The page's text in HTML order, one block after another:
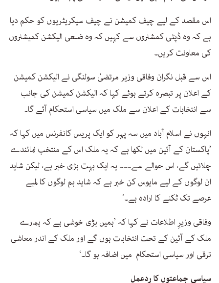
اس مقصد کے لیے چیف کمیشن نے چیف سیکریٹریوں کو حکم دیا
ہے کہ وہ ڈپٹی کمشنروں سے کہیں کہ وہ ضلعی الیکشن کمیشنروں
کی معاونت کریں۔
اس سے قبل نگران وفاقی وزیر مرتضیٰ سولنگی نے الیکشن کمیشن
کے اعلان پر تبصرہ کرتے ہوئے کہا کہ الیکشن کمیشن کی جانب
سے انتخابات کے اعلان سے ملک میں سیاسی استحکام آئے گا۔
انہوں نے اسلام آباد میں سہ پہر کو ایک پریس کانفرنس میں کہا کہ
’پاکستان کے آئین میں لکھا ہے کہ یہ ملک اس کے منتخب نمائندے
چلائیں گے، اس حوالے سے۔۔۔ یہ ایک بہت بڑی خبر ہے، لیکن شاید
ان لوگوں کے لیے مایوس کن خبر ہے کہ شاید ہم لوگوں کا لمبے
عرصے تک ٹکنے کا ارادہ ہے۔‘
وفاقی وزیرِ اطلاعات نے کہا کہ ’ہمیں بڑی خوشی ہے کہ ہمارے
ملک کے آئین کے تحت انتخابات ہوں گے اور ملک کے اندر معاشی
ترقی اور سیاسی استحکام میں اضافہ ہو گا۔‘
سیاسی جماعتوں کا ردعمل